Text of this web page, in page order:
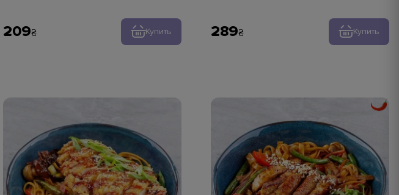
209 Купить 289 Купить